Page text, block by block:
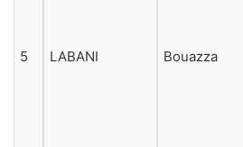
5 LABANI Bouazza